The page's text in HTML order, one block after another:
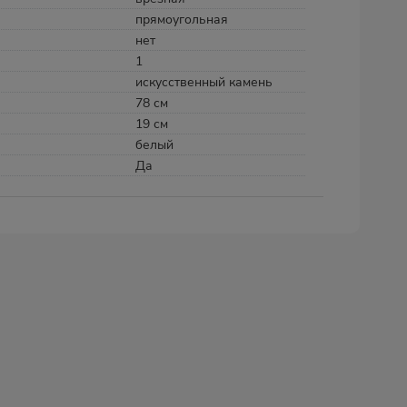
прямоугольная
нет
1
искусственный камень
78 см
19 см
белый
Да